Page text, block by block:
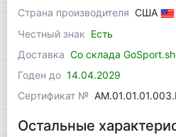
Страна производителя США
Честный знак Есть
Доставка Со склада
Годен до 14.04.2029
Сертификат №
Остальные